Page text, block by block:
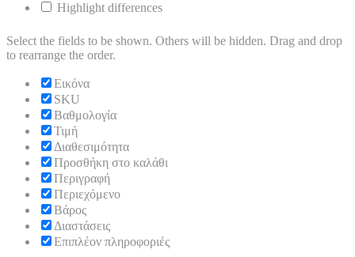
Highlight differences
Select the fields to be shown. Others will be hidden. Drag and drop
to rearrange the order.
Εικόνα
SKU
Βαθμολογία
Τιμή
Διαθεσιμότητα
Προσθήκη στο καλάθι
Περιγραφή
Περιεχόμενο
Βάρος
Διαστάσεις
Επιπλέον πληροφοριές